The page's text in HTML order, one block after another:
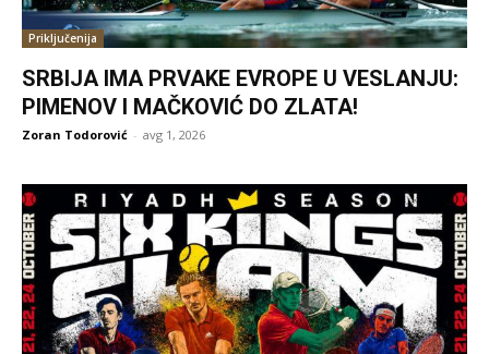
Priključenija
SRBIJA IMA PRVAKE EVROPE U VESLANJU:
PIMENOV I MAČKOVIĆ DO ZLATA!
Zoran Todorović - avg 1, 2026